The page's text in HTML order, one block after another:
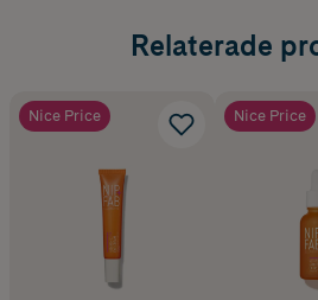
Relaterade
Nice Price Nice Price